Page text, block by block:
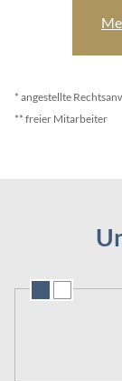
* angestellte
** freier Mitarbeiter
Navigation